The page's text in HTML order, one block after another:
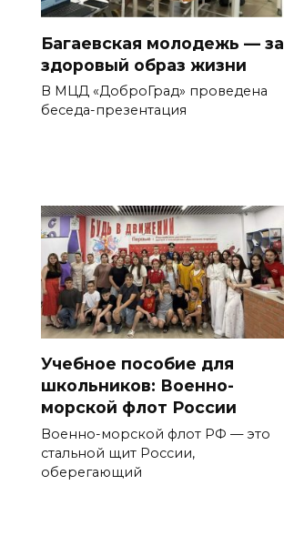
Багаевская молодежь — за
здоровый образ жизни
В МЦД «ДоброГрад» проведена
беседа-презентация
Учебное пособие для
школьников: Военно-
морской флот России
Военно-морской флот РФ — это
стальной щит России,
оберегающий